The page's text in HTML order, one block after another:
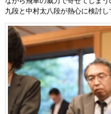
九段と中村太八段が熱心に検討し